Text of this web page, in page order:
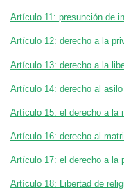
Artículo 11: presunción de
Artículo 12: derecho a la
Artículo 13: derecho a la
Artículo 14: derecho al asilo
Artículo 15: el derecho a la
Artículo 16: derecho al
Artículo 17: el derecho a la
Artículo 18: Libertad de